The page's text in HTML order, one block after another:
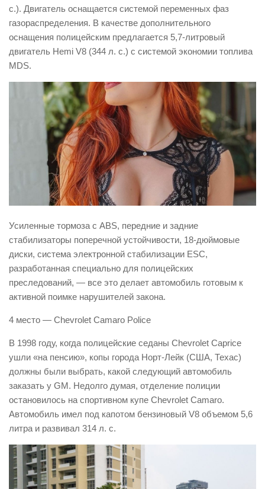
с.). Двигатель оснащается системой переменных фаз
газораспределения. В качестве дополнительного
оснащения полицейским предлагается 5,7-литровый
двигатель Hemi V8 (344 л. с.) с системой экономии топлива
MDS.
Усиленные тормоза с ABS, передние и задние
стабилизаторы поперечной устойчивости, 18-дюймовые
диски, система электронной стабилизации ESC,
разработанная специально для полицейских
преследований, — все это делает автомобиль готовым к
активной поимке нарушителей закона.
4 место — Chevrolet Camaro Police
В 1998 году, когда полицейские седаны Chevrolet Caprice
ушли «на пенсию», копы города Норт-Лейк (США, Техас)
должны были выбрать, какой следующий автомобиль
заказать у GM. Недолго думая, отделение полиции
остановилось на спортивном купе Chevrolet Camaro.
Автомобиль имел под капотом бензиновый V8 объемом 5,6
литра и развивал 314 л. с.